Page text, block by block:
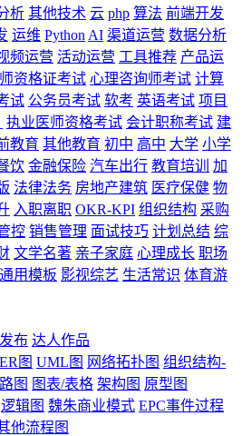
析 其他技术 云 php 算法 前端开发
运维 Python AI 渠道运营 数据分析
频运营 活动运营 工具推荐 产品运
资格证考试 心理咨询师考试 计算
试 公务员考试 软考 英语考试 项目
执业医师资格考试 会计职称考试 建
教育 其他教育 初中 高中 大学 小学
饮 金融保险 汽车出行 教育培训
加
法律法务 房地产建筑 医疗保健 物
入职离职 OKR-KPI 组织结构 采购
控 销售管理 面试技巧 计划总结 综
文学名著 亲子家庭 心理成长 职场
通用模板 影视综艺 生活常识 体育游
布 达人作品
ER图 UML图 网络拓扑图 组织结构-
图 图表/表格 架构图 原型图
逻辑图 魏朱商业模式 EPC事件过程
他流程图